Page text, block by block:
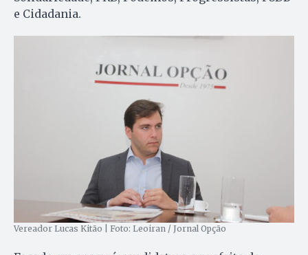
e Cidadania.
Vereador Lucas Kitão | Foto: Leoiran / Jornal Opção